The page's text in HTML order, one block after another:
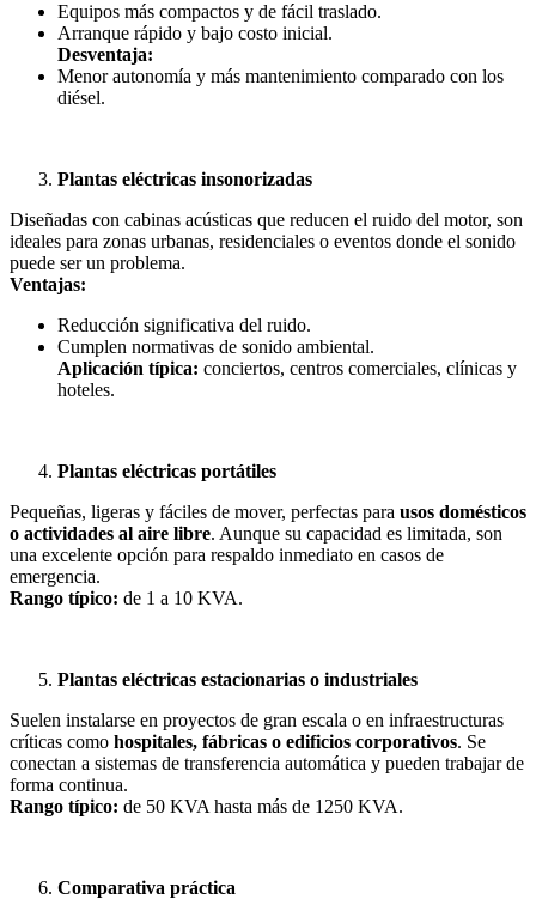
Equipos más compactos y de fácil traslado.
Arranque rápido y bajo costo inicial.
Desventaja:
Menor autonomía y más mantenimiento comparado con los
diésel.
Plantas eléctricas insonorizadas
Diseñadas con cabinas acústicas que reducen el ruido del motor, son
ideales para zonas urbanas, residenciales o eventos donde el sonido
puede ser un problema.
Ventajas:
Reducción significativa del ruido.
Cumplen normativas de sonido ambiental.
Aplicación típica: conciertos, centros comerciales, clínicas y
hoteles.
Plantas eléctricas portátiles
Pequeñas, ligeras y fáciles de mover, perfectas para usos domésticos
o actividades al aire libre. Aunque su capacidad es limitada, son
una excelente opción para respaldo inmediato en casos de
emergencia.
Rango típico: de 1 a 10 KVA.
Plantas eléctricas estacionarias o industriales
Suelen instalarse en proyectos de gran escala o en infraestructuras
críticas como hospitales, fábricas o edificios corporativos. Se
conectan a sistemas de transferencia automática y pueden trabajar de
forma continua.
Rango típico: de 50 KVA hasta más de 1250 KVA.
Comparativa práctica